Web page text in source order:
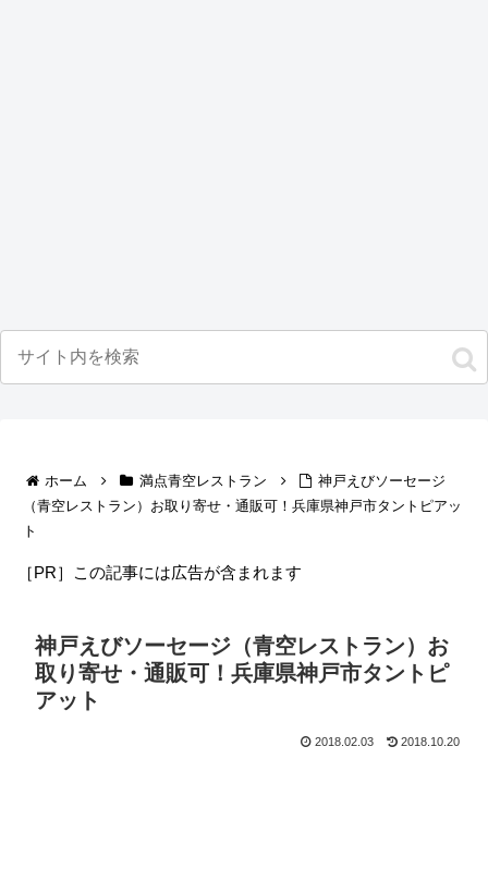
ホーム 満点青空レストラン
神戸えびソーセージ
（青空レストラン）お取り寄せ・通販可！兵庫県神戸市タントピアッ
ト
［PR］この記事には広告が含まれます
神戸えびソーセージ（青空レストラン）お
取り寄せ・通販可！兵庫県神戸市タントピ
アット
2018.02.03 2018.10.20